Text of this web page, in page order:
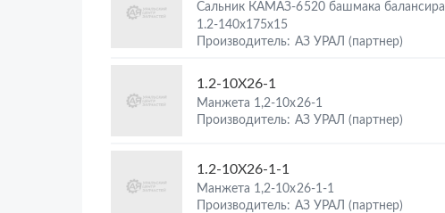
Сальник КАМАЗ-6520 башмака балансира
1.2-140х175х15
Производитель: АЗ УРАЛ (партнер)
1.2-10Х26-1
Манжета 1,2-10х26-1
Производитель: АЗ УРАЛ (партнер)
1.2-10Х26-1-1
Манжета 1,2-10х26-1-1
Производитель: АЗ УРАЛ (партнер)